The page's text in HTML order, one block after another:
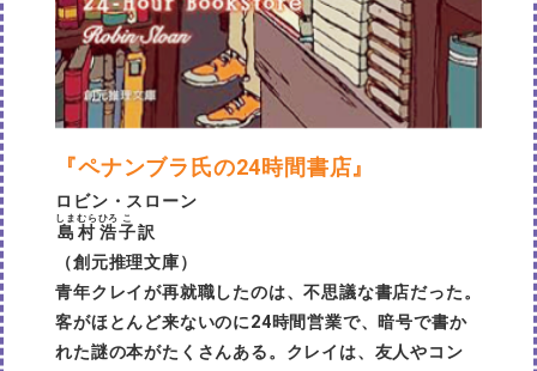
『ペナンブラ氏の24時間書店』
ロビン・スローン
島村
しまむら
浩
ひろ
子
こ
訳
（創元推理文庫）
青年クレイが再就職したのは、不思議な書店だった。
客がほとんど来ないのに24時間営業で、暗号で書か
れた謎の本がたくさんある。クレイは、友人やコン